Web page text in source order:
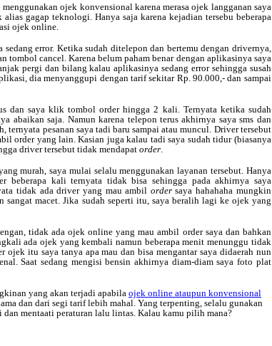
ojek konvensional karena merasa ojek langganan saya
gagap teknologi. Hanya saja karena kejadian tersebu beberapa
ojek online.
error. Ketika sudah ditelepon dan bertemu dengan drivernya,
tombol cancel. Karena belum paham benar dengan aplikasinya saya
pergi dan bilang kalau aplikasinya sedang error sehingga susah
dia menyanggupi dengan tarif sekitar Rp. 90.000,- dan sampai
dan saya klik tombol order hingga 2 kali. Ternyata ketika sudah
abaikan saja. Namun karena telepon terus akhirnya saya sms dan
pesanan saya tadi baru sampai atau muncul. Driver tersebut
order yang lain. Kasian juga kalau tadi saya sudah tidur (biasanya
driver tersebut tidak mendapat order
murah, saya mulai selalu menggunakan layanan tersebut. Hanya
beberapa kali ternyata tidak bisa sehingga pada akhirnya saya
tidak ada driver yang mau ambil ordersaya hahahaha mungkin
macet. Jika sudah seperti itu, saya beralih lagi ke ojek yang
tidak ada ojek online yang mau ambil order saya dan bahkan
ada ojek yang kembali namun beberapa menit menunggu tidak
itu saya tanya apa mau dan bisa mengantar saya didaerah nun
Saat sedang mengisi bensin akhirnya diam-diam saya foto plat
yang akan terjadi apabila ojek online ataupun konvensional
dan dari segi tarif lebih mahal. Yang terpenting, selalu gunakan
mentaati peraturan lalu lintas. Kalau kamu pilih mana?